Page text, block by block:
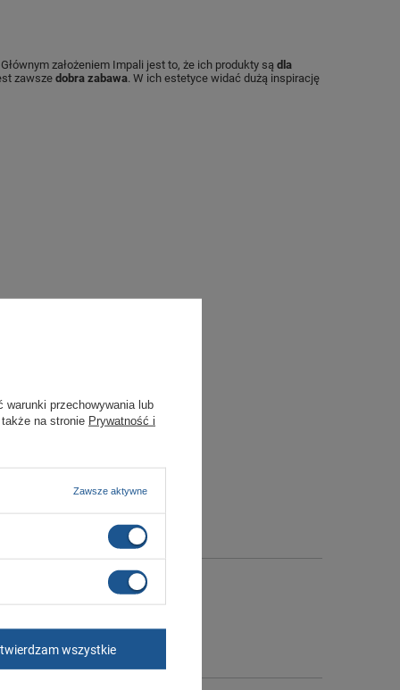
założeniem Impali jest to, że ich produkty są dla
zawsze dobra zabawa. W ich estetyce widać dużą inspirację
warunki przechowywania lub
na stronie Prywatność i
Zawsze aktywne
wszystkie